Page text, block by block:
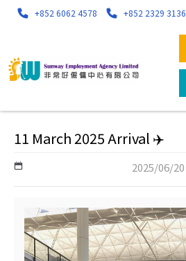
+852 6062 4578 +852 2329 3136
11 March 2025 Arrival ✈️
2025/06/20